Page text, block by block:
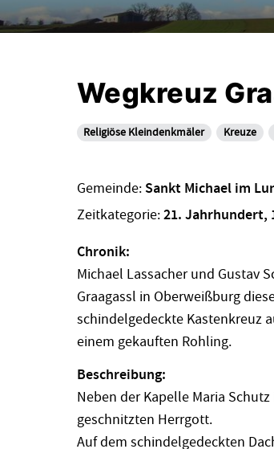
Wegkreuz
Religiöse Kleindenkmäler Kreuze
Gemeinde: Sankt Michael im
Zeitkategorie:21. Jahrhundert,
Chronik:
Michael Lassacher und Gustav
Graagassl in Oberweißburg
schindelgedeckte Kastenkreuz
einem gekauften Rohling.
Beschreibung:
Neben der Kapelle Maria
geschnitzten Herrgott.
Auf dem schindelgedeckten